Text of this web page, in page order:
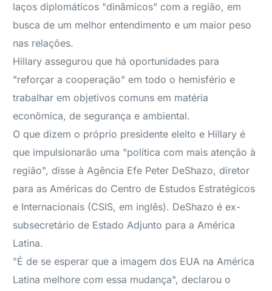
laços diplomáticos "dinâmicos" com a região, em
busca de um melhor entendimento e um maior peso
nas relações.
Hillary assegurou que há oportunidades para
"reforçar a cooperação" em todo o hemisfério e
trabalhar em objetivos comuns em matéria
econômica, de segurança e ambiental.
O que dizem o próprio presidente eleito e Hillary é
que impulsionarão uma "política com mais atenção à
região", disse à Agência Efe Peter DeShazo, diretor
para as Américas do Centro de Estudos Estratégicos
e Internacionais (CSIS, em inglês). DeShazo é ex-
subsecretário de Estado Adjunto para a América
Latina.
"É de se esperar que a imagem dos EUA na América
Latina melhore com essa mudança", declarou o